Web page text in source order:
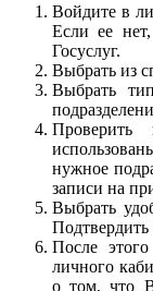
Войдите в
Если ее нет,
Госуслуг.
Выбрать из
Выбрать
Проверить
нужное
записи на
Выбрать
После
личного
о том, что